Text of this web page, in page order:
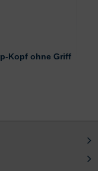
Kopf ohne Griff